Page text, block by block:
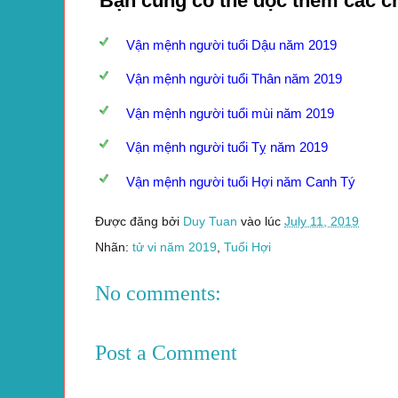
Vận mệnh người tuổi Dậu năm 2019
Vận mệnh người tuổi Thân năm 2019
Vận mệnh người tuổi mùi năm 2019
Vận mệnh người tuổi Tỵ năm 2019
Vận mệnh người tuổi Hợi năm Canh Tý
Được đăng bởi Duy Tuan vào lúc July 11, 2019
Nhãn: tử vi năm 2019 Tuổi Hợi
No comments:
Post a Comment